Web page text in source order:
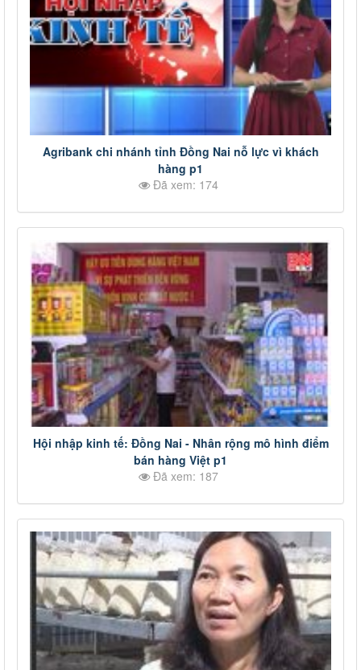
Agribank chi nhánh tỉnh Đồng Nai nỗ lực vì khách
hàng p1
Đã xem: 174
Hội nhập kinh tế: Đồng Nai - Nhân rộng mô hình điểm
bán hàng Việt p1
Đã xem: 187